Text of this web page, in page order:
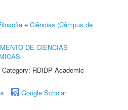
e Ciências (Câmpus de
DE CIÊNCIAS
RDIDP Academic
Google Scholar